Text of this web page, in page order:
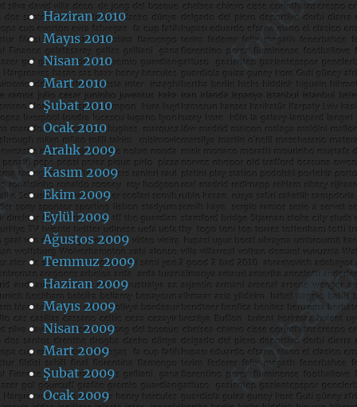
Haziran 2010
Mayıs 2010
Nisan 2010
Mart 2010
Şubat 2010
Ocak 2010
Aralık 2009
Kasım 2009
Ekim 2009
Eylül 2009
Ağustos 2009
Temmuz 2009
Haziran 2009
Mayıs 2009
Nisan 2009
Mart 2009
Şubat 2009
Ocak 2009